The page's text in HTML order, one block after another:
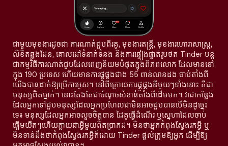
ជាមួយមុខងារដូចជា ការណាត់ជួបពីរគូ, មុខងារតន្រ្តី, មុខងារហោរាសាស្ត្រ,
លិខិតឆ្លងដែន, គោលដៅទំនាក់ទំនង និងការផ្ទៀងផ្ទាត់រូបថត Tinder បន្ត
ជាកម្មវិធីការណាត់ជួបដែលពេញនិយមបំផុតក្នុងពិភពលោក ដែលមាននៅ
ក្នុង 190 ប្រទេស ហើយមានការផ្គូផ្គងជាង 55 ពាន់លានដង ចាប់តាំងពី
យើងបានដាក់ឱ្យប្រើការអូស។ នៅពីក្រោយការផ្គូផ្គងនីមួយៗទាំងនោះ គឺជា
មនុស្សពិតម្នាក់។ នោះតែងតែជាចំណុចសំខាន់តាំងពីដើមមក។ វាជាកន្លែង
ដែលអ្នកទៅជួបមនុស្សដែលអ្នកប្រហែលជាមិនអាចជួបបានបើមិនដូច្នេះ
ទេ៖ មនុស្សដែលអ្នកអាចលួចចិត្តបាន ដៃគូធ្វើដំណើរ ឬស្នេហាដែលចាប់
ផ្តើមយឺតៗហើយក្លាយជាអ្វីមួយពិតប្រាកដ។ មិនថាអ្នកកំពុងស្វែងរកអ្វី ឬ
មិនទាន់ដឹងថាកំពុងស្វែងរកអ្វីក៏ដោយ Tinder ផ្តល់ក្រុមឱ្យអ្នក ដើម្បីឱ្យ